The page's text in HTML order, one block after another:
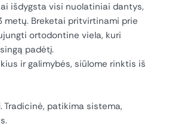
išdygsta visi nuolatiniai dantys,
metų. Breketai pritvirtinami prie
ortodontine viela, kuri
padėtį.
ir galimybės, siūlome rinktis iš
. Tradicinė, patikima sistema,